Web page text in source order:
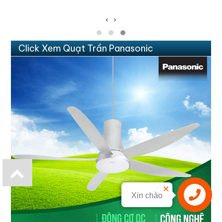
‹ ›
Click Xem Quạt Trần Panasonic
Xin chào